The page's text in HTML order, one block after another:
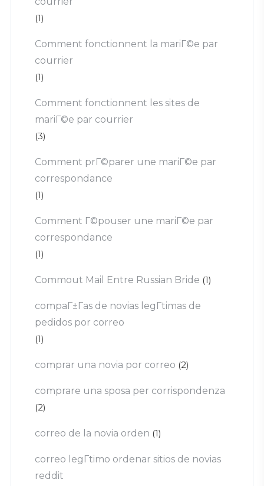
(1)
Comment fonctionnent la mariГ©e par
courrier
(1)
Comment fonctionnent les sites de
mariГ©e par courrier
(3)
Comment prГ©parer une mariГ©e par
correspondance
(1)
Comment Г©pouser une mariГ©e par
correspondance
(1)
Commout Mail Entre Russian Bride (1)
compaГ±Г­as de novias legГ­timas de
pedidos por correo
(1)
comprar una novia por correo (2)
comprare una sposa per corrispondenza
(2)
correo de la novia orden (1)
correo legГ­timo ordenar sitios de novias
reddit